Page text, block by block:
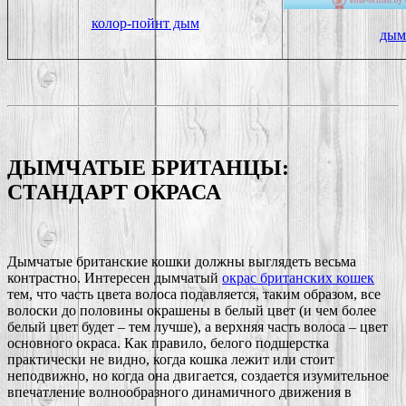
колор-пойнт дым
ДЫМЧАТЫЕ БРИТАНЦЫ:
СТАНДАРТ ОКРАСА
Дымчатые британские кошки должны выглядеть весьма
контрастно. Интересен дымчатый окрас британских кошек
тем, что часть цвета волоса подавляется, таким образом, все
волоски до половины окрашены в белый цвет (и чем более
белый цвет будет – тем лучше), а верхняя часть волоса – цвет
основного окраса. Как правило, белого подшерстка
практически не видно, когда кошка лежит или стоит
неподвижно, но когда она двигается, создается изумительное
впечатление волнообразного динамичного движения в